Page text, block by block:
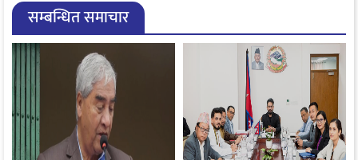
सम्बन्धित समाचार